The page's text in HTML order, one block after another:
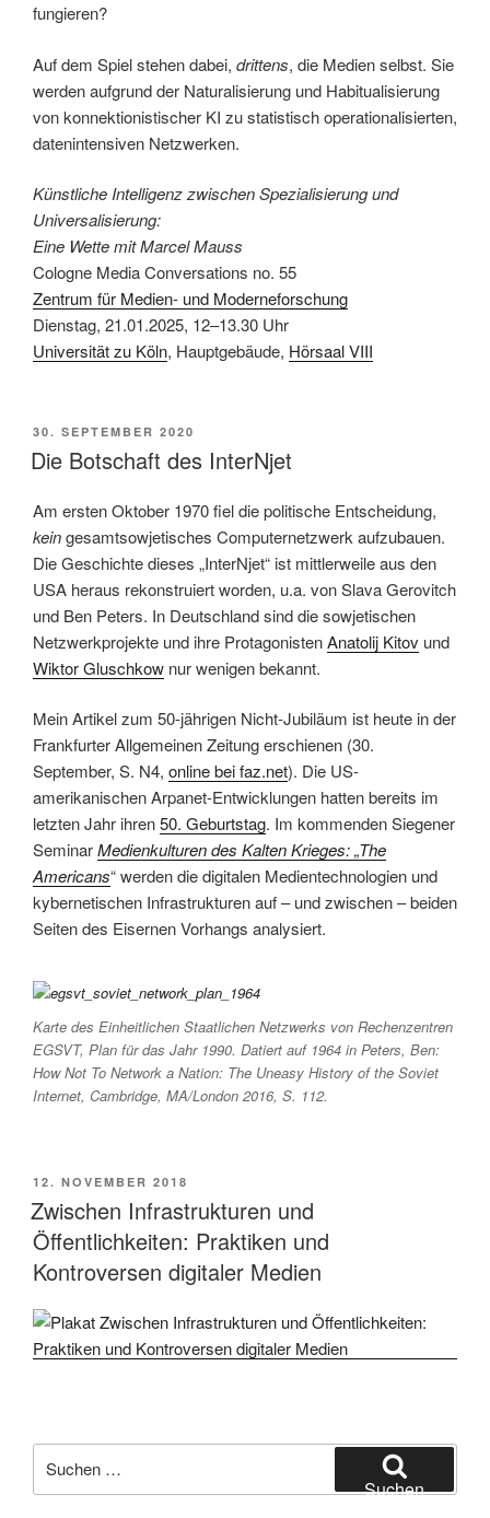
fungieren?
Auf dem Spiel stehen dabei, drittens, die Medien selbst. Sie
werden aufgrund der Naturalisierung und Habitualisierung
von konnektionistischer KI zu statistisch operationalisierten,
datenintensiven Netzwerken.
Künstliche Intelligenz zwischen Spezialisierung und
Universalisierung:
Eine Wette mit Marcel Mauss
Cologne Media Conversations no. 55
Zentrum für Medien- und Moderneforschung
Dienstag, 21.01.2025, 12–13.30 Uhr
Universität zu Köln, Hauptgebäude, Hörsaal VIII
VERÖFFENTLICHT
AM
30. SEPTEMBER 2020
Die Botschaft des InterNjet
Am ersten Oktober 1970 fiel die politische Entscheidung,
keingesamtsowjetisches Computernetzwerk aufzubauen.
Die Geschichte dieses „InterNjet“ ist mittlerweile aus den
USA heraus rekonstruiert worden, u.a. von Slava Gerovitch
und Ben Peters. In Deutschland sind die sowjetischen
Netzwerkprojekte und ihre ProtagonistenAnatolij Kitov und
Wiktor Gluschkow nur wenigen bekannt.
Mein Artikel zum 50-jährigen Nicht-Jubiläum ist heute in der
Frankfurter Allgemeinen Zeitung erschienen (30.
September, S. N4, online bei faz.net). Die US-
amerikanischen Arpanet-Entwicklungen hatten bereits im
letzten Jahr ihren50. Geburtstag. Im kommenden Siegener
SeminarMedienkulturen des Kalten Krieges: „The
Americans“ werden die digitalen Medientechnologien und
kybernetischen Infrastrukturen auf – und zwischen – beiden
Seiten des Eisernen Vorhangs analysiert.
Karte des Einheitlichen Staatlichen Netzwerks von Rechenzentren
EGSVT, Plan für das Jahr 1990. Datiert auf 1964 in Peters, Ben:
How Not To Network a Nation: The Uneasy History of the Soviet
Internet, Cambridge, MA/London 2016, S. 112.
VERÖFFENTLICHT
AM
12. NOVEMBER 2018
Zwischen Infrastrukturen und
Öffentlichkeiten: Praktiken und
Kontroversen digitaler Medien
nach:
Suchen